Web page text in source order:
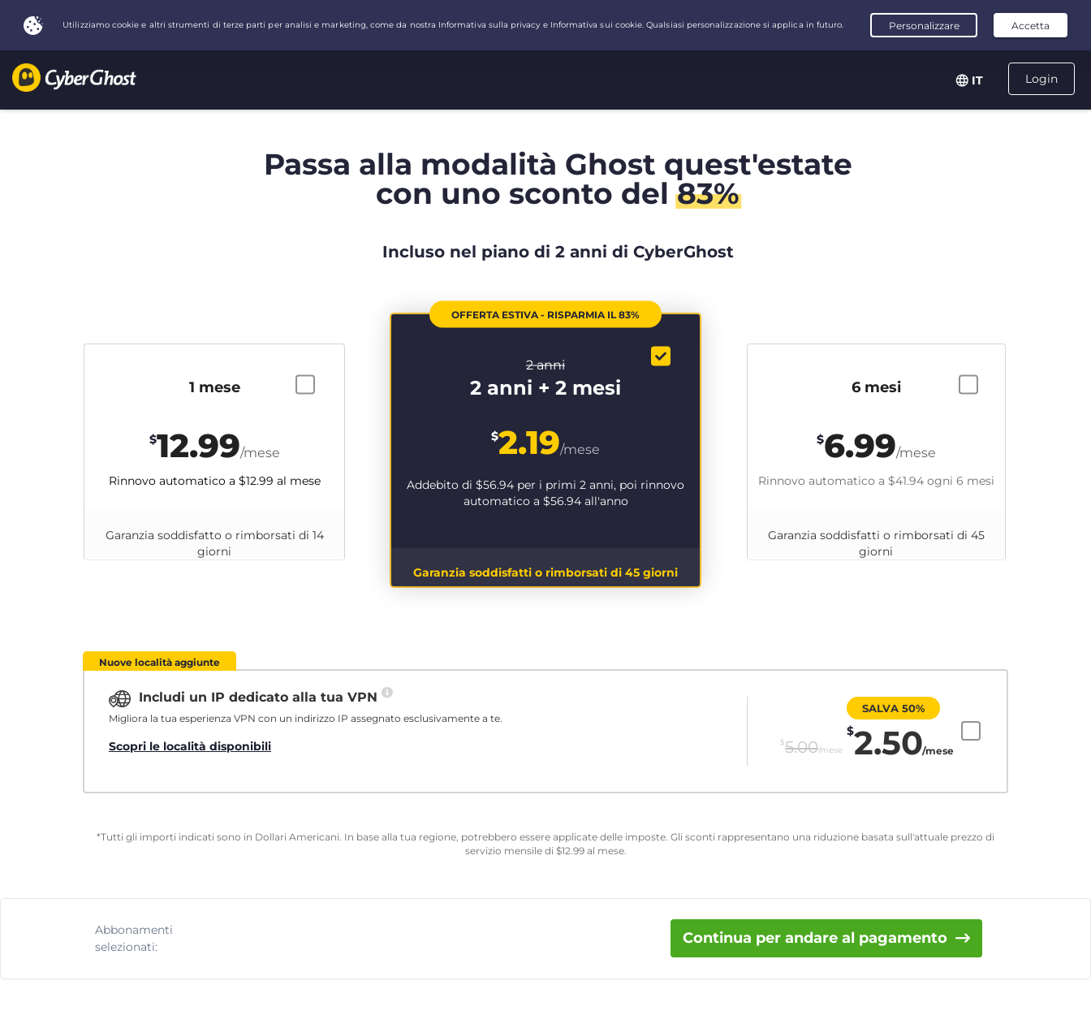
Login
IT
Passa alla modalità Ghost quest'estate
con uno sconto del83%
Incluso nel piano di 2 anni di CyberGhost
OFFERTA ESTIVA - RISPARMIA IL 83%
2 anni
2 anni + 2 mesi
$2.19/mese
Addebito di $56.94 per i primi 2 anni, poi rinnovo
automatico a $56.94all'anno
Garanzia soddisfatti o rimborsati di 45 giorni
6 mesi
$6.99/mese
Rinnovo automatico a $41.94ogni 6 mesi
Garanzia soddisfatti o rimborsati di 45
giorni
1 mese
$12.99/mese
Rinnovo automatico a $12.99 al mese
Garanzia soddisfatto o rimborsati di 14
giorni
Nuove località aggiunte
Includi un IP dedicato alla tua VPN
Migliora la tua esperienza VPN con un indirizzo IP assegnato esclusivamente a te.
Scopri le località disponibili $5.00/mese
SALVA 50%
$2.50/mese
*Tutti gli importi indicati sono in Dollari Americani. In base alla tua regione, potrebbero essere applicate delle imposte. Gli sconti rappresentano una riduzione basata sull'attuale prezzo di
servizio mensile di $12.99al mese.
Abbonamenti
selezionati:
Continua per andare al pagamento